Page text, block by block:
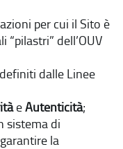
per cui il Sito è
dell’OUV
definiti dalle Linee
eAutenticità;
sistema di
la